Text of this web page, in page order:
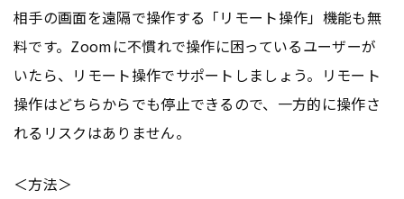
相手の画面を遠隔で操作する「リモート操作」機能も無
料です。Zoomに不慣れで操作に困っているユーザーが
いたら、リモート操作でサポートしましょう。リモート
操作はどちらからでも停止できるので、一方的に操作さ
れるリスクはありません。
＜方法＞